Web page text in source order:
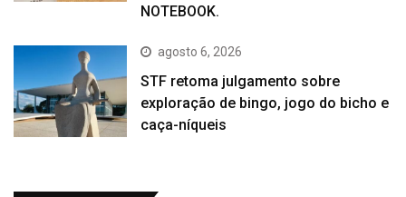
NOTEBOOK.
agosto 6, 2026
STF retoma julgamento sobre
exploração de bingo, jogo do bicho e
caça-níqueis